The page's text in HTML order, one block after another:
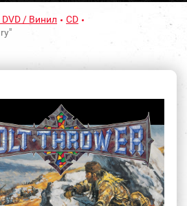
DVD / Винил
CD